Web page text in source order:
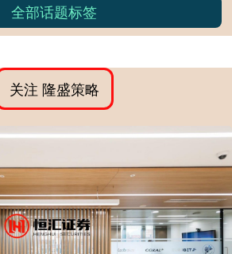
全部话题标签
关注 隆盛策略